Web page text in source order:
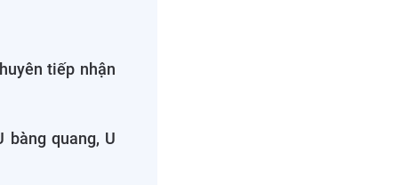
tiếp nhận
bàng quang, U